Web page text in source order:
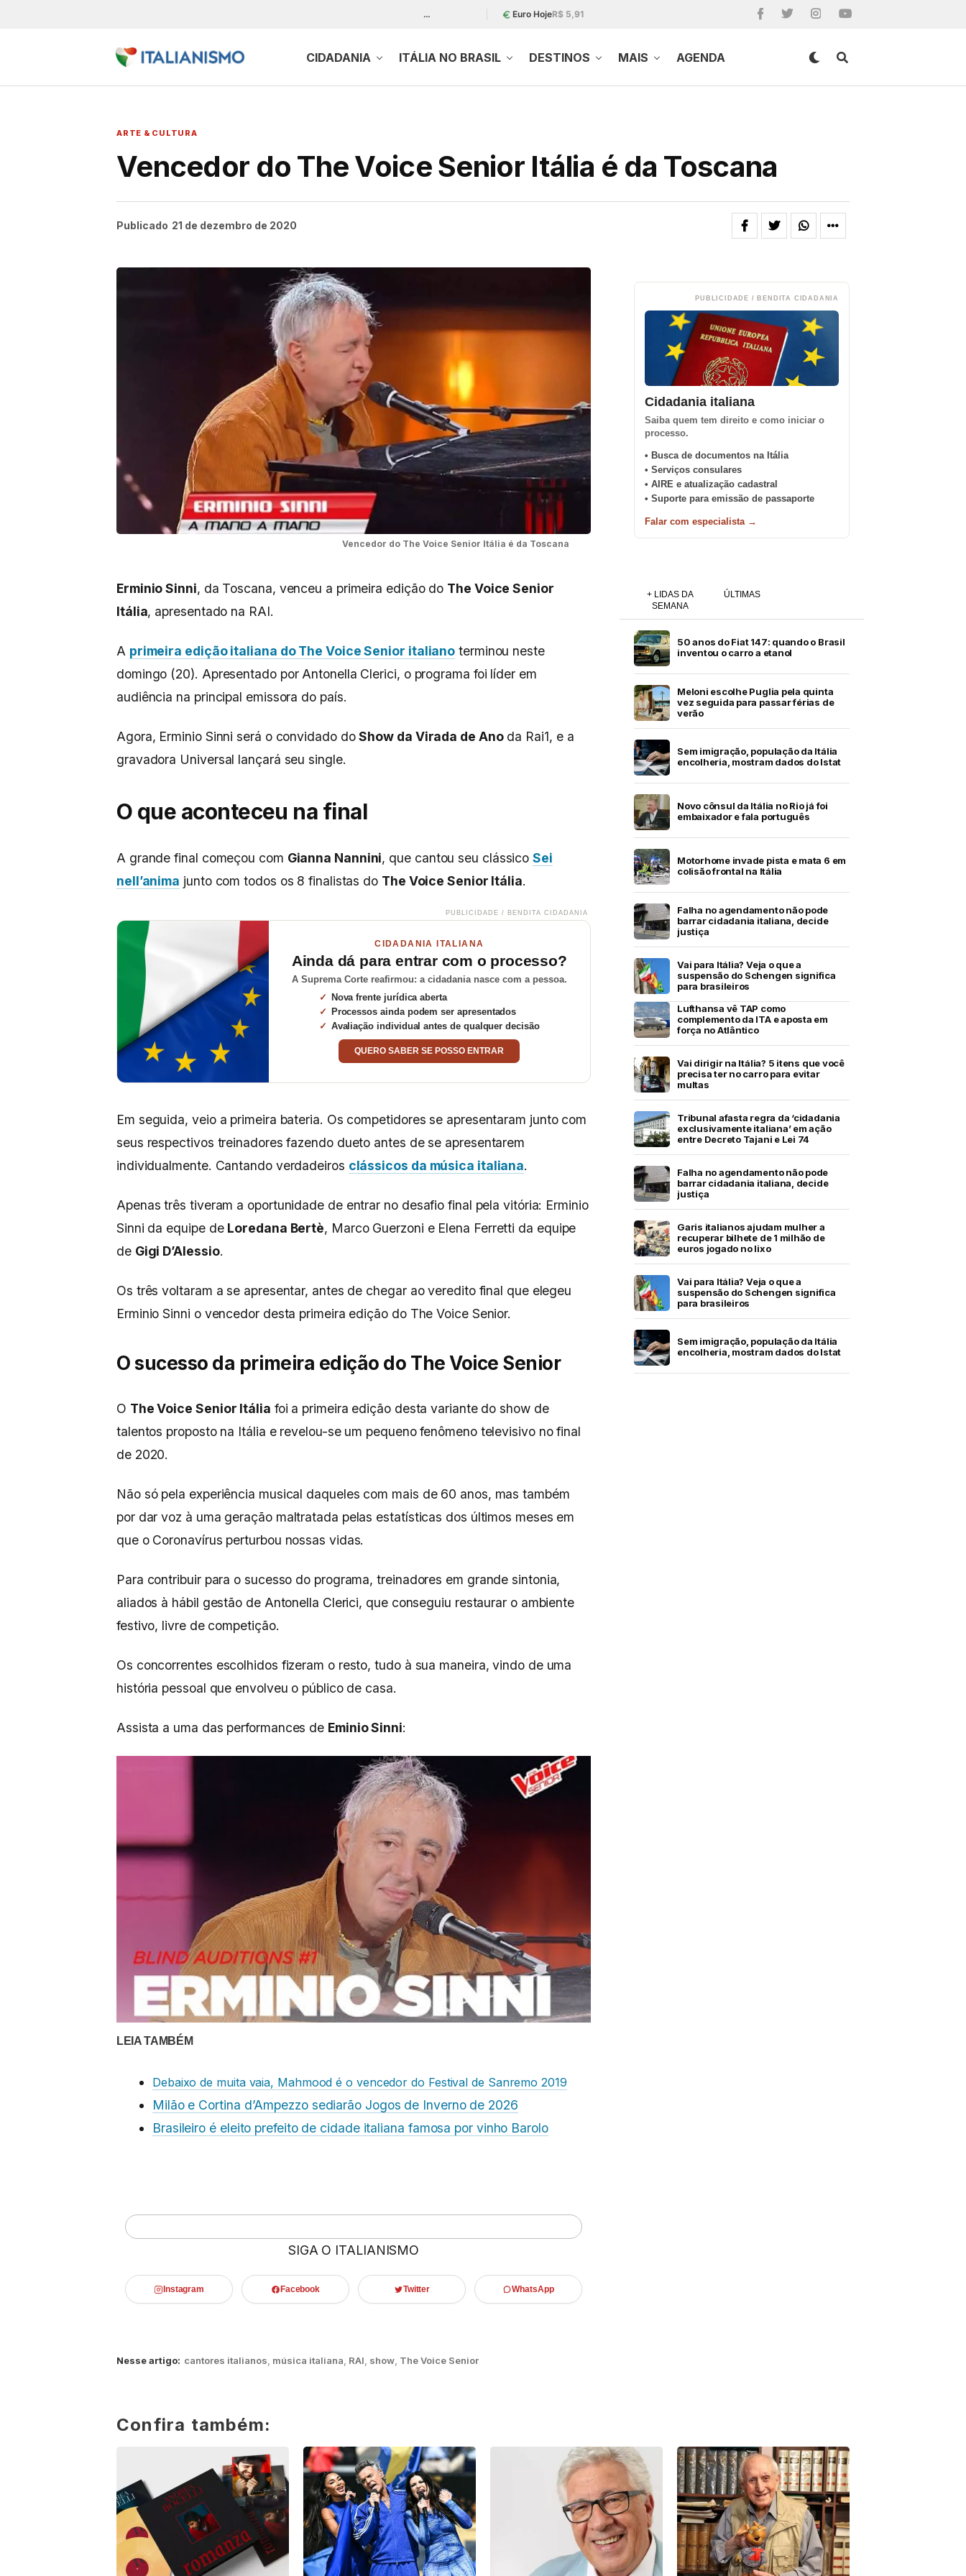
… Euro HojeR$ 5,91
CIDADANIA ITÁLIA NO BRASIL DESTINOS MAIS AGENDA
ARTE & CULTURA
Vencedor do The Voice Senior Itália é da Toscana
Publicado 21 de dezembro de 2020
Vencedor do The Voice Senior Itália é da Toscana
Erminio Sinni, da Toscana, venceu a primeira edição do The Voice Senior
Itália, apresentado na RAI.
A primeira edição italiana do The Voice Senior italiano terminou neste
domingo (20). Apresentado por Antonella Clerici, o programa foi líder em
audiência na principal emissora do país.
Agora, Erminio Sinni será o convidado doShow da Virada de Anoda Rai1, e a
gravadora Universal lançará seu single.
O que aconteceu na final
A grande final começou com Gianna Nannini, que cantou seu clássicoSei
nell’anima junto com todos os 8 finalistas do The Voice Senior Itália.
PUBLICIDADE / BENDITA CIDADANIA
CIDADANIA ITALIANA
Ainda dá para entrar com o processo?
A Suprema Corte reafirmou: a cidadania nasce com a pessoa.
Nova frente jurídica aberta
Processos ainda podem ser apresentados
Avaliação individual antes de qualquer decisão
QUERO SABER SE POSSO ENTRAR
Em seguida, veio a primeira bateria. Os competidores se apresentaram junto com
seus respectivos treinadores fazendo dueto antes de se apresentarem
individualmente. Cantando verdadeiros clássicos da música italiana.
Apenas três tiveram a oportunidade de entrar no desafio final pela vitória: Erminio
Sinni da equipe de Loredana Bertè, Marco Guerzoni e Elena Ferretti da equipe
de Gigi D’Alessio.
Os três voltaram a se apresentar, antes de chegar ao veredito final que elegeu
Erminio Sinni o vencedor desta primeira edição do The Voice Senior.
O sucesso da primeira edição do The Voice Senior
O The Voice Senior Itália foi a primeira edição desta variante do show de
talentos proposto na Itália e revelou-se um pequeno fenômeno televisivo no final
de 2020.
Não só pela experiência musical daqueles com mais de 60 anos, mas também
por dar voz à uma geração maltratada pelas estatísticas dos últimos meses em
que o Coronavírus perturbou nossas vidas.
Para contribuir para o sucesso do programa, treinadores em grande sintonia,
aliados à hábil gestão de Antonella Clerici, que conseguiu restaurar o ambiente
festivo, livre de competição.
Os concorrentes escolhidos fizeram o resto, tudo à sua maneira, vindo de uma
história pessoal que envolveu o público de casa.
Assista a uma das performances de Eminio Sinni:
LEIA TAMBÉM
Debaixo de muita vaia, Mahmood é o vencedor do Festival de Sanremo 2019
Milão e Cortina d’Ampezzo sediarão Jogos de Inverno de 2026
Brasileiro é eleito prefeito de cidade italiana famosa por vinho Barolo
SIGA O ITALIANISMO
Instagram Facebook Twitter WhatsApp
Nesse artigo: cantores italianos música italiana RAI show The Voice Senior
PUBLICIDADE / BENDITA CIDADANIA
Cidadania italiana
Saiba quem tem direito e como iniciar o
processo.
• Busca de documentos na Itália
• Serviços consulares
• AIRE e atualização cadastral
• Suporte para emissão de passaporte
Falar com especialista →
+ LIDAS DA
SEMANA
ÚLTIMAS
50 anos do Fiat 147: quando o Brasil
inventou o carro a etanol
Meloni escolhe Puglia pela quinta
vez seguida para passar férias de
verão
Sem imigração, população da Itália
encolheria, mostram dados do Istat
Novo cônsul da Itália no Rio já foi
embaixador e fala português
Motorhome invade pista e mata 6 em
colisão frontal na Itália
Falha no agendamento não pode
barrar cidadania italiana, decide
justiça
Vai para Itália? Veja o que a
suspensão do Schengen significa
para brasileiros
Lufthansa vê TAP como
complemento da ITA e aposta em
força no Atlântico
Vai dirigir na Itália? 5 itens que você
precisa ter no carro para evitar
multas
Tribunal afasta regra da ‘cidadania
exclusivamente italiana’ em ação
entre Decreto Tajani e Lei 74
Falha no agendamento não pode
barrar cidadania italiana, decide
justiça
Garis italianos ajudam mulher a
recuperar bilhete de 1 milhão de
euros jogado no lixo
Vai para Itália? Veja o que a
suspensão do Schengen significa
para brasileiros
Sem imigração, população da Itália
encolheria, mostram dados do Istat
Confira também: